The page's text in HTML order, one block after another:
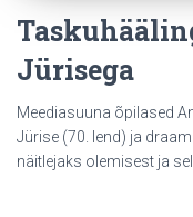
Jürisega
Meediasuuna õpilased
Jürise (70. lend) ja
näitlejaks olemisest ja